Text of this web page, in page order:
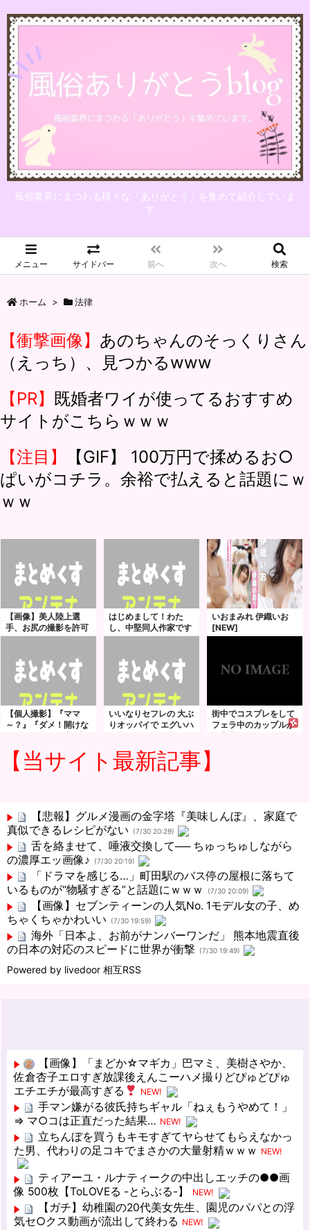
風俗業界にまつわる様々な「ありがとう」を集めて紹介していま
す。
メニュー サイドバー 前へ 次へ 検索
ホーム > 法律
【衝撃画像】 あのちゃんのそっくりさん
（えっち）、見つかるwww
【PR】 既婚者ワイが使ってるおすすめ
サイトがこちらｗｗｗ
【注目】
【GIF】 100万円で揉めるお○
ぱいがコチラ。余裕で払えると話題にｗ
ｗｗ
【画像】美人陸上選
手、お尻の撮影を許可
してしまった結果ｗｗ
はじめまして！わた
し、中堅同人作家です
いおまみれ 伊織いお
[NEW]
【個人撮影】『ママ
～？』『ダメ！開けな
いで…ｱﾝｱﾝッ』隣の部
人チ●ポに突かれるお
母さん
いいなりセフレの 大ぶ
りオッパイで エグいハ
メ撮り 撮りました！
街中でコスプレをして
フェラ中のカップルが
ド変態すぎて周りが引
【当サイト最新記事】
【悲報】グルメ漫画の金字塔『美味しんぼ』、家庭で
真似できるレシピがない
(7/30 20:29)
舌を絡ませて、唾液交換して── ちゅっちゅしながら
の濃厚エッ画像♪
(7/30 20:19)
「ドラマを感じる…」町田駅のバス停の屋根に落ちて
いるものが“物騒すぎる”と話題にｗｗｗ
(7/30 20:09)
【画像】セブンティーンの人気No. 1モデル女の子、め
ちゃくちゃかわいい
(7/30 19:59)
海外「日本よ、お前がナンバーワンだ」 熊本地震直後
の日本の対応のスピードに世界が衝撃 (7/30 19:49)
Powered by livedoor 相互RSS
【画像】「まどか☆マギカ」巴マミ、美樹さやか、
佐倉杏子エロすぎ放課後えんこーハメ撮りどぴゅどぴゅ
エチエチが最高すぎる
NEW!
手マン嫌がる彼氏持ちギャル「ねぇもうやめて！」
⇒ マ○コは正直だった結果… NEW!
立ちんぼを買うもキモすぎてヤらせてもらえなかっ
た男、代わりの足コキでまさかの大量射精ｗｗｗ NEW!
ティアーユ・ルナティークの中出しエッチの●●画
像 500枚【ToLOVEる -とらぶる-】
NEW!
【ガチ】幼稚園の20代美女先生、園児のパパとの浮
気セ○クス動画が流出して終わる NEW!